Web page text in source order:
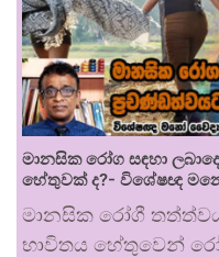
මානසික රෝග සඳහා
හේතුවක් ද?- විශේෂඥ
මානසික රෝගී
භාවිතය හේතුවෙන්